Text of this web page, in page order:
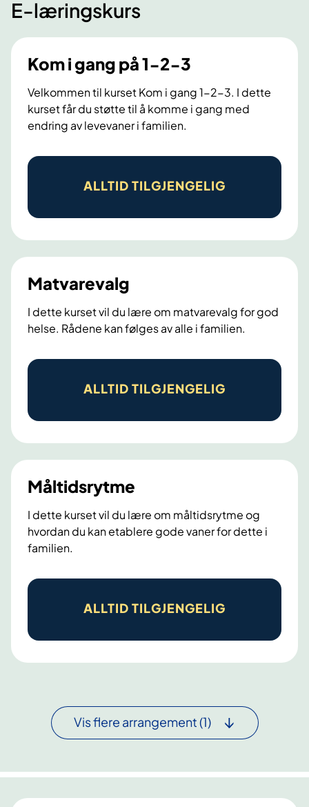
E-læringskurs
Kom i gang på 1-2-3
Velkommen til kurset Kom i gang 1-2-3. I dette
kurset får du støtte til å komme i gang med
endring av levevaner i familien.
K
g
a
n
g
p
å
-
-
3
ALLTID TILGJENGELIG
Matvarevalg
I dette kurset vil du lære om matvarevalg for god
helse. Rådene kan følges av alle i familien.
M
v
a
r
e
v
a
l
g
ALLTID TILGJENGELIG
Måltidsrytme
I dette kurset vil du lære om måltidsrytme og
hvordan du kan etablere gode vaner for dette i
familien.
M
t
i
m
ALLTID TILGJENGELIG
Vis flere arrangement(1)